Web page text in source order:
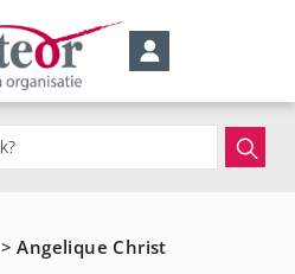
>Angelique Christ